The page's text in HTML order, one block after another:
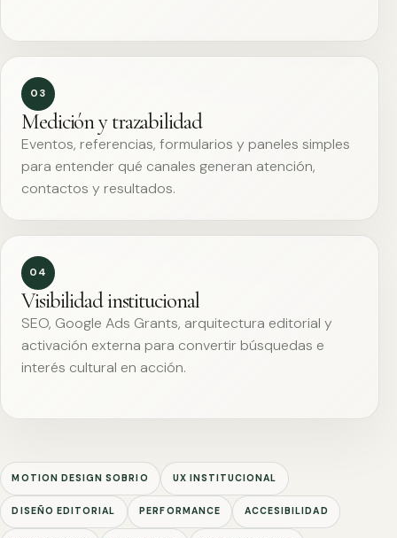
03
Medición y trazabilidad
Eventos, referencias, formularios y paneles simples
para entender qué canales generan atención,
contactos y resultados.
04
Visibilidad institucional
SEO, Google Ads Grants, arquitectura editorial y
activación externa para convertir búsquedas e
interés cultural en acción.
MOTION DESIGN SOBRIO UX INSTITUCIONAL
DISEÑO EDITORIAL PERFORMANCE ACCESIBILIDAD